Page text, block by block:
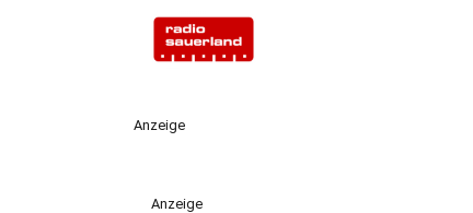
Anzeige
Anzeige